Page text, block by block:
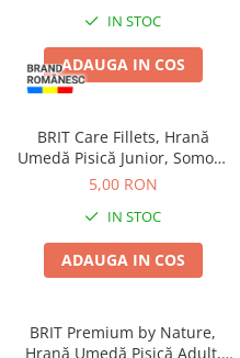
Așternut Igienic Rozătoare
Cuști Rozătoare
Pești
Acvarii
Accesorii Acvarii
Hrană Pești
Hrană Broaște Țestoase
Tratament Apă
IN STOC
ADAUGA IN COS
BRIT Care Fillets, Hrană
Umedă Pisică Junior, Somon,
85g
5,00 RON
IN STOC
ADAUGA IN COS
BRIT Premium by Nature,
Hrană Umedă Pisică Adult,